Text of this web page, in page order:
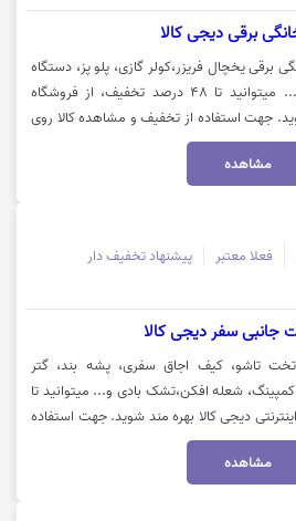
برقی یخچال فریزر،کولر گازی، پلو پز، دستگاه
تصفیه آب، پنکه، تلویزیون و... میتوانید تا 48 درصد تخفیف، از فروشگاه
جهت استفاده از تخفیف و مشاهده کالا روی
مشاهده
فعلا معتبر پیشنهاد تخفیف دار
تاشو، کیف اجاق سفری، پشه بند، گتر
شعله افکن،تشک بادی و... میتوانید تا
دیجی کالا بهره مند شوید. جهت استفاده
"خرید کنید" کلیک نمایید.
مشاهده